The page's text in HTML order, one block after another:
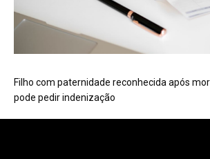
Filho com paternidade reconhecida após
pode pedir indenização